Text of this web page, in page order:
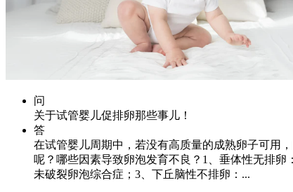
问
关于试管婴儿促排卵那些事儿！
答
在试管婴儿周期中，若没有高质量的成熟卵子可用
呢？哪些因素导致卵泡发育不良？1、垂体性无排
未破裂卵泡综合症；3、下丘脑性不排卵：...